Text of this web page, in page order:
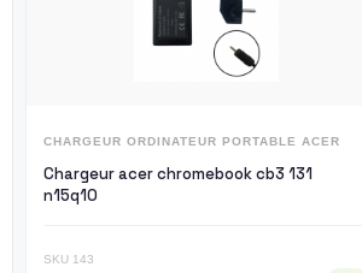
CHARGEUR ORDINATEUR PORTABLE ACER
Chargeur acer chromebook cb3 131
n15q10
SKU 143